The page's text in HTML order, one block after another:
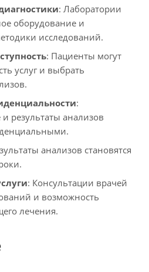
: Лаборатории
оборудование и
исследований.
: Пациенты могут
услуг и выбрать
:
результаты анализов
анализов становятся
: Консультации врачей
и возможность
лечения.